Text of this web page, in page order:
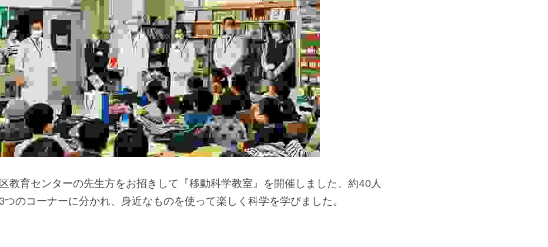
教育センターの先生方をお招きして『移動科学教室』を開催しました。約40人
のコーナーに分かれ、身近なものを使って楽しく科学を学びました。